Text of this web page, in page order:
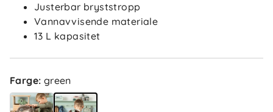
Justerbar bryststropp
Vannavvisende materiale
13 L kapasitet
Farge: green